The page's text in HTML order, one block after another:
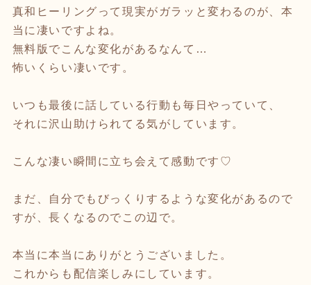
真和ヒーリングって現実がガラッと変わるのが、本
当に凄いですよね。
無料版でこんな変化があるなんて…
怖いくらい凄いです。
いつも最後に話している行動も毎日やっていて、
それに沢山助けられてる気がしています。
こんな凄い瞬間に立ち会えて感動です♡
まだ、自分でもびっくりするような変化があるので
すが、長くなるのでこの辺で。
本当に本当にありがとうございました。
これからも配信楽しみにしています。